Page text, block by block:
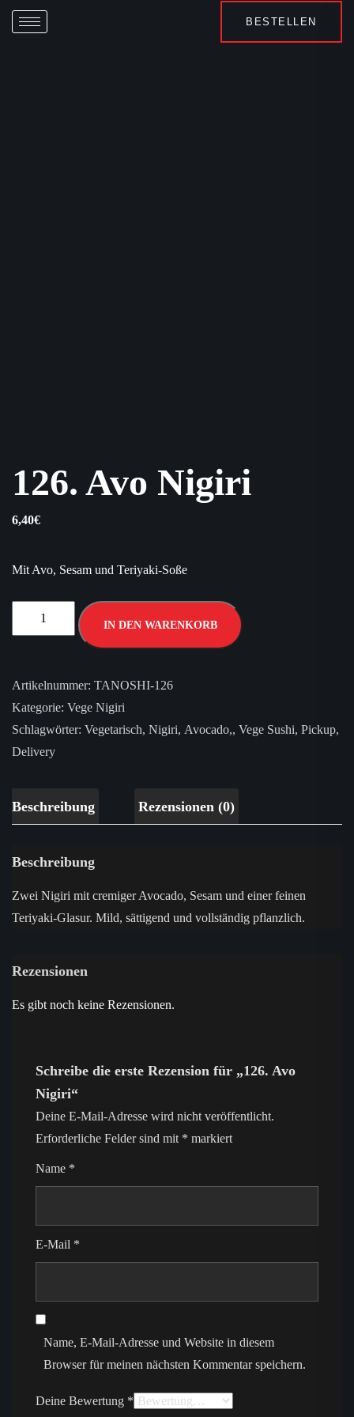
BESTELLEN
126. Avo Nigiri
6,40€
Mit Avo, Sesam und Teriyaki-Soße
IN DEN WARENKORB
Artikelnummer: TANOSHI-126
Kategorie: Vege Nigiri
Schlagwörter: Vegetarisch, Nigiri, Avocado,, Vege Sushi, Pickup,
Delivery
Beschreibung Rezensionen (0)
Beschreibung
Zwei Nigiri mit cremiger Avocado, Sesam und einer feinen
Teriyaki-Glasur. Mild, sättigend und vollständig pflanzlich.
Rezensionen
Es gibt noch keine Rezensionen.
Schreibe die erste Rezension für „126. Avo
Nigiri“
Deine E-Mail-Adresse wird nicht veröffentlicht.
Erforderliche Felder sind mit * markiert
Name *
E-Mail *
Name, E-Mail-Adresse und Website in diesem
Browser für meinen nächsten Kommentar speichern.
Deine Bewertung *